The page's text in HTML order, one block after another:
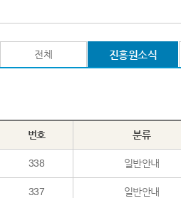
전체 진흥원소식
번호 분류
338 일반안내
337 일반안내